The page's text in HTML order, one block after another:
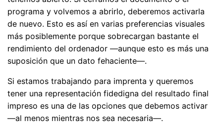
programa y volvemos a abrirlo, deberemos activarla
de nuevo. Esto es así en varias preferencias visuales
más posiblemente porque sobrecargan bastante el
rendimiento del ordenador —aunque esto es más una
suposición que un dato fehaciente—.
Si estamos trabajando para imprenta y queremos
tener una representación fidedigna del resultado final
impreso es una de las opciones que debemos activar
—al menos mientras nos sea necesaria—.